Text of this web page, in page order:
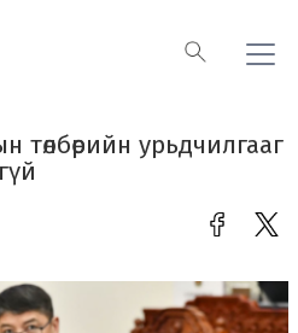
төлбөрийн урьдчилгааг